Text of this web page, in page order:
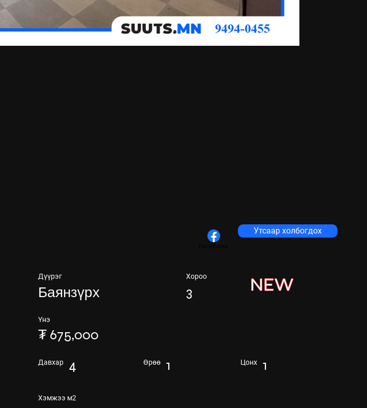
Дүүрэг
Баянзүрх
Хороо
3 NEW
Үнэ
₮ 675,000
Давхар 4 Өрөө 1 Цонх 1
Хэмжээ м2
Утсаар холбогдох